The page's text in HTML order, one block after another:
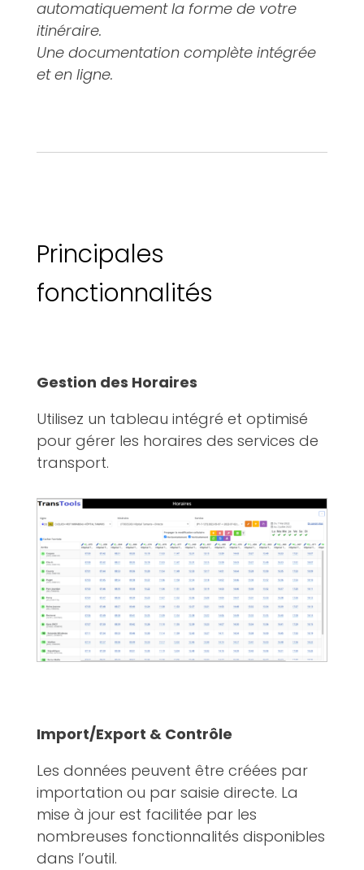
automatiquement la forme de votre
itinéraire.
Une documentation complète intégrée
et en ligne.
Principales
fonctionnalités
Gestion des Horaires
Utilisez un tableau intégré et optimisé
pour gérer les horaires des services de
transport.
Import/Export & Contrôle
Les données peuvent être créées par
importation ou par saisie directe. La
mise à jour est facilitée par les
nombreuses fonctionnalités disponibles
dans l’outil.